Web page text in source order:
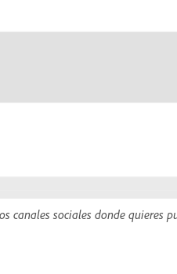
canales sociales donde quieres